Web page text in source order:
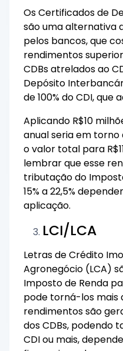
Os Certificados de
são uma alternativa
pelos bancos, que
rendimentos
CDBs atrelados ao
Depósito
de 100% do CDI, que
Aplicando R$10
anual seria em torno
o valor total para
lembrar que esse
tributação do
15% a 22,5%
aplicação.
LCI/LCA
Letras de Crédito
Agronegócio (LCA)
Imposto de Renda
pode torná-los mais
rendimentos são
dos CDBs, podendo
CDI ou mais,